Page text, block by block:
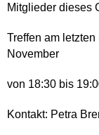
Mitglieder dieses
Treffen am
November
von 18:30 bis
Kontakt: Petra